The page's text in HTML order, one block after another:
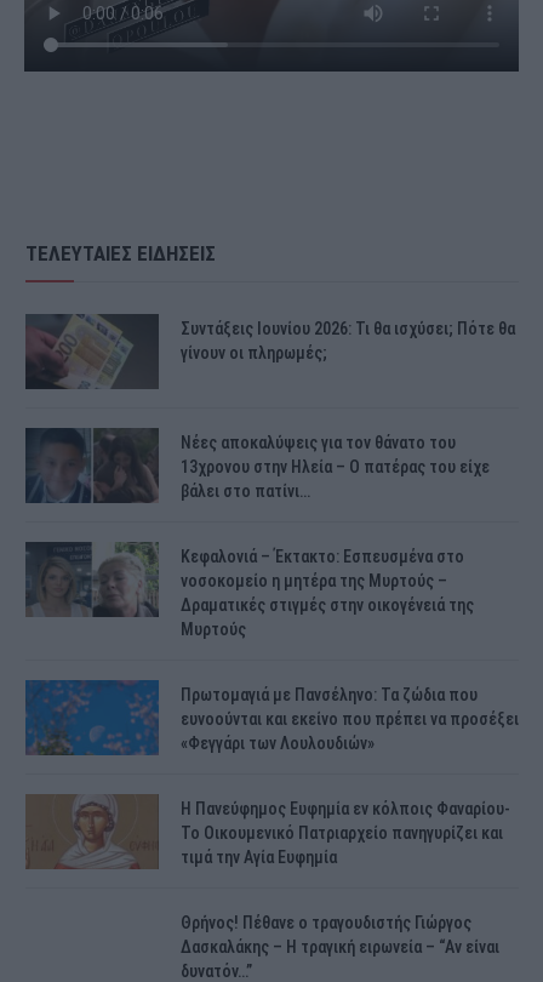
ΤΕΛΕΥΤΑΙΕΣ ΕΙΔΗΣΕΙΣ
Συντάξεις Ιουνίου 2026: Τι θα ισχύσει; Πότε θα
γίνουν οι πληρωμές;
Νέες αποκαλύψεις για τον θάνατο του
13χρονου στην Ηλεία – Ο πατέρας του είχε
βάλει στο πατίνι…
Κεφαλονιά – Έκτακτο: Εσπευσμένα στο
νοσοκομείο η μητέρα της Μυρτούς –
Δραματικές στιγμές στην οικογένειά της
Μυρτούς
Πρωτομαγιά με Πανσέληνο: Τα ζώδια που
ευνοούνται και εκείνο που πρέπει να προσέξει
«Φεγγάρι των Λουλουδιών»
H Πανεύφημος Ευφημία εν κόλποις Φαναρίου-
Το Οικουμενικό Πατριαρχείο πανηγυρίζει και
τιμά την Αγία Ευφημία
Θρήνος! Πέθανε ο τραγουδιστής Γιώργος
Δασκαλάκης – Η τραγική ειρωνεία – “Αν είναι
δυνατόν…”